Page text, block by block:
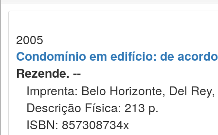
2005
Condomínio em edifício: de
Rezende. --
Imprenta: Belo Horizonte, Del
Descrição Física: 213 p.
ISBN: 857308734x